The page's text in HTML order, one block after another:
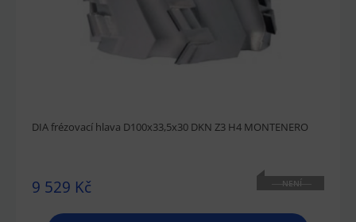
DIA frézovací hlava D100x33,5x30 DKN Z3 H4 MONTENERO
9 529 Kč
NENÍ